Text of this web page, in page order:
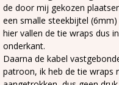
de door mij gekozen
een smalle steekbijtel
hier vallen de tie wraps dus
onderkant.
Daarna de kabel
patroon, ik heb de tie wraps